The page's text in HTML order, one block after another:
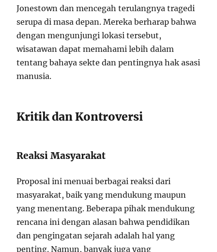
Jonestown dan mencegah terulangnya tragedi
serupa di masa depan. Mereka berharap bahwa
dengan mengunjungi lokasi tersebut,
wisatawan dapat memahami lebih dalam
tentang bahaya sekte dan pentingnya hak asasi
manusia.
Kritik dan Kontroversi
Reaksi Masyarakat
Proposal ini menuai berbagai reaksi dari
masyarakat, baik yang mendukung maupun
yang menentang. Beberapa pihak mendukung
rencana ini dengan alasan bahwa pendidikan
dan pengingatan sejarah adalah hal yang
penting. Namun, banyak juga yang